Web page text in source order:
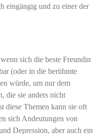
eingängig und zu einer der
sich die beste Freundin
(oder in die berühmte
würde, um nur dem
die sie anders nicht
diese Themen kann sie oft
sich Andeutungen von
Depression, aber auch ein